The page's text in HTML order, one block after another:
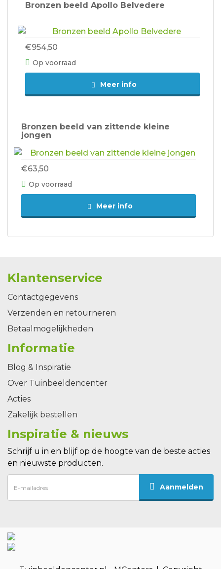
Bronzen beeld Apollo Belvedere
€954,50
Op voorraad
Meer info
Bronzen beeld van zittende kleine
jongen
€63,50
Op voorraad
Meer info
Klantenservice
Contactgegevens
Verzenden en retourneren
Betaalmogelijkheden
Informatie
Blog & Inspiratie
Over Tuinbeeldencenter
Acties
Zakelijk bestellen
Inspiratie & nieuws
Schrijf u in en blijf op de hoogte van de beste acties
en nieuwste producten.
Aanmelden